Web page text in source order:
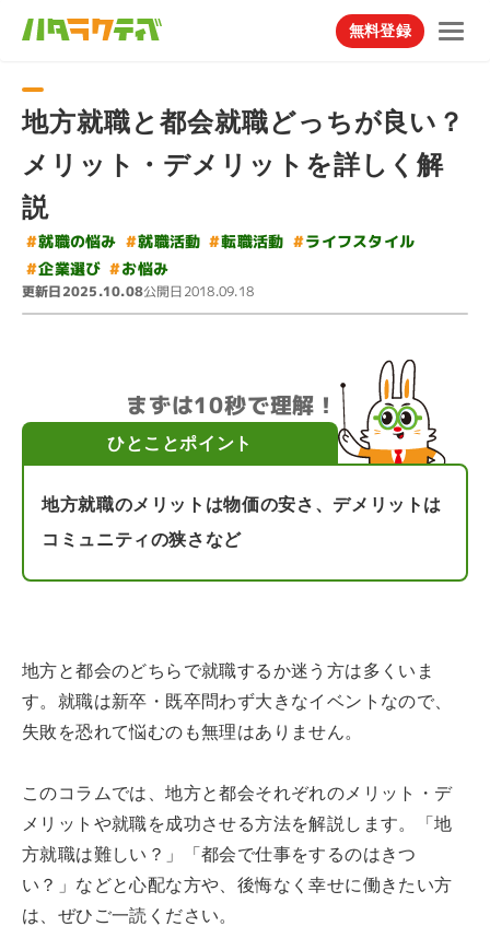
無料登録
地方就職と都会就職どっちが良い？
メリット・デメリットを詳しく解
説
#就職の悩み #就職活動 #転職活動 #ライフスタイル
#企業選び #お悩み
更新日2025.10.08公開日2018.09.18
まずは10秒で理解！
ひとことポイント
地方就職のメリットは物価の安さ、デメリットは
コミュニティの狭さなど
地方と都会のどちらで就職するか迷う方は多くいま
す。就職は新卒・既卒問わず大きなイベントなので、
失敗を恐れて悩むのも無理はありません。
このコラムでは、地方と都会それぞれのメリット・デ
メリットや就職を成功させる方法を解説します。「地
方就職は難しい？」「都会で仕事をするのはきつ
い？」などと心配な方や、後悔なく幸せに働きたい方
は、ぜひご一読ください。